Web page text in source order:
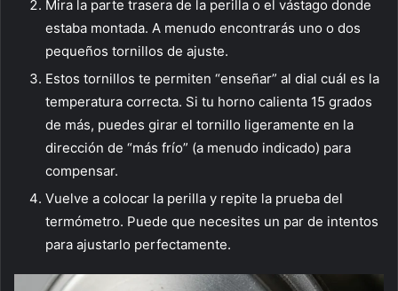
Mira la parte trasera de la perilla o el vástago donde
estaba montada. A menudo encontrarás uno o dos
pequeños tornillos de ajuste.
Estos tornillos te permiten “enseñar” al dial cuál es la
temperatura correcta. Si tu horno calienta 15 grados
de más, puedes girar el tornillo ligeramente en la
dirección de “más frío” (a menudo indicado) para
compensar.
Vuelve a colocar la perilla y repite la prueba del
termómetro. Puede que necesites un par de intentos
para ajustarlo perfectamente.